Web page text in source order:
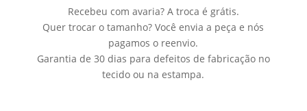
Recebeu com avaria? A troca é grátis.
Quer trocar o tamanho? Você envia a peça e nós
pagamos o reenvio.
Garantia de 30 dias para defeitos de fabricação no
tecido ou na estampa.